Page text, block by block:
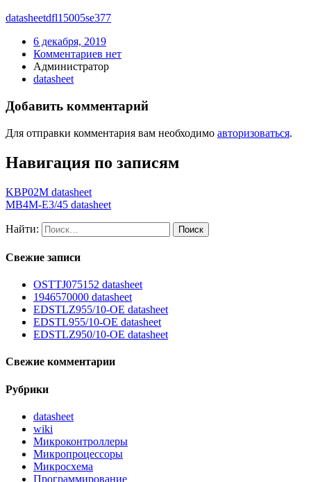
datasheetdfl15005se377
6 декабря, 2019
Комментариев нет
Администратор
datasheet
Добавить комментарий
Для отправки комментария вам необходимо авторизоваться.
Навигация по записям
KBP02M datasheet
MB4M-E3/45 datasheet
Найти:
Свежие записи
OSTTJ075152 datasheet
1946570000 datasheet
EDSTLZ955/10-OE datasheet
EDSTL955/10-OE datasheet
EDSTLZ950/10-OE datasheet
Свежие комментарии
Рубрики
datasheet
wiki
Микроконтроллеры
Микропроцессоры
Микросхема
Программирование